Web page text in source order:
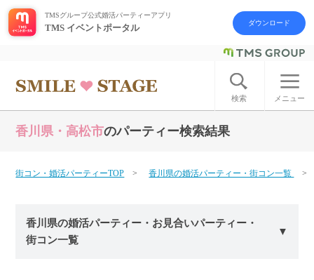
ログイン アカウント登録
はじめての方へ
今週の婚活パーティー
よくあるご質問
TMSグループ公式婚活パーティーアプリ
TMS イベントポータル ダウンロード
検索 メニュー
香川県・高松市のパーティー検索結果
街コン・婚活パーティーTOP 香川県の婚活パーティー・街コン一覧
香川県の婚活パーティー・お見合いパーティー・
街コン一覧